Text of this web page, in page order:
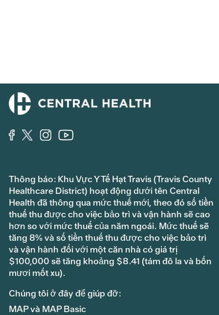
Thông báo: Khu Vực Y Tế Hạt Travis (Travis County
Healthcare District) hoạt động dưới tên Central
Health đã thông qua mức thuế mới, theo đó số tiền
thuế thu được cho việc bảo trì và vận hành sẽ cao
hơn so với mức thuế của năm ngoái. Mức thuế sẽ
tăng 8% và số tiền thuế thu được cho việc bảo trì
và vận hành đối với một căn nhà có giá trị
$100,000 sẽ tăng khoảng $8.41 (tám đô la và bốn
mươi mốt xu).
Chúng tôi ở đây để giúp đỡ:
MAP và MAP Basic